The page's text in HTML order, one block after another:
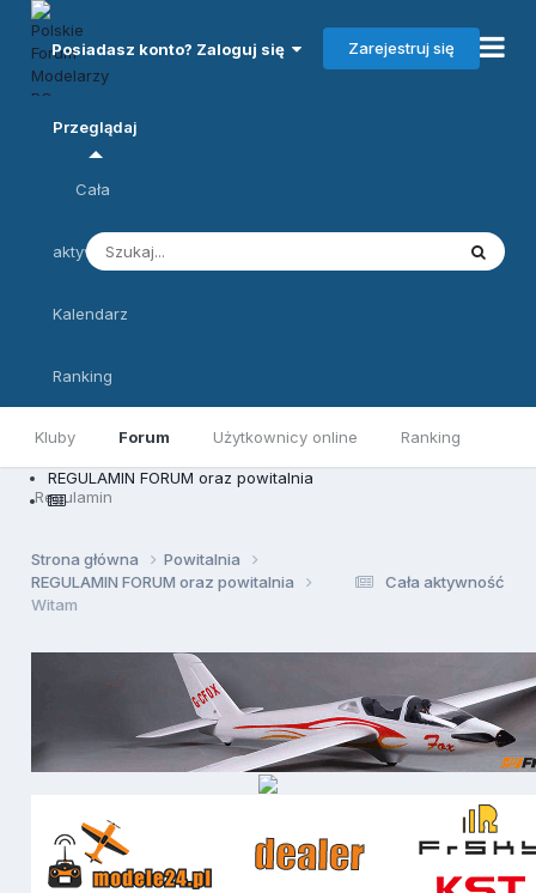
Posiadasz konto? Zaloguj się Zarejestruj się
Przeglądaj
Kluby Forum Użytkownicy online Ranking
Regulamin
Cała
aktywność
Kalendarz
Ranking
REGULAMIN FORUM oraz powitalnia
Cała aktywność
Strona główna
Powitalnia
REGULAMIN FORUM oraz powitalnia
Witam